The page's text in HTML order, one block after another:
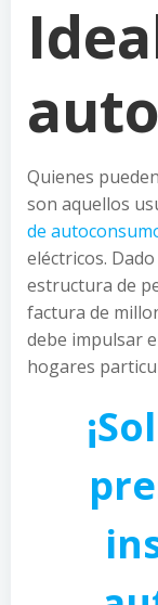
Quienes
son aquellos
de
eléctricos.
estructura de
factura de
debe impulsar
hogares